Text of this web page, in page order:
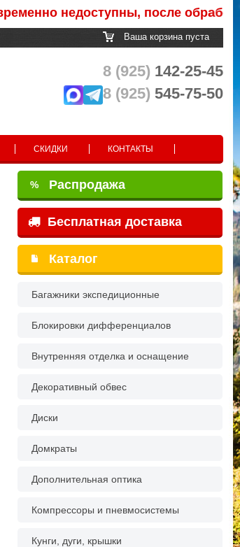
недоступны, после обработки
Ваша корзина пуста
8 (925) 142-25-45
8 (925) 545-75-50
СКИДКИ КОНТАКТЫ
% Распродажа
Бесплатная доставка
Каталог
Багажники экспедиционные
Блокировки дифференциалов
Внутренняя отделка и оснащение
Декоративный обвес
Диски
Домкраты
Дополнительная оптика
Компрессоры и пневмосистемы
Кунги, дуги, крышки